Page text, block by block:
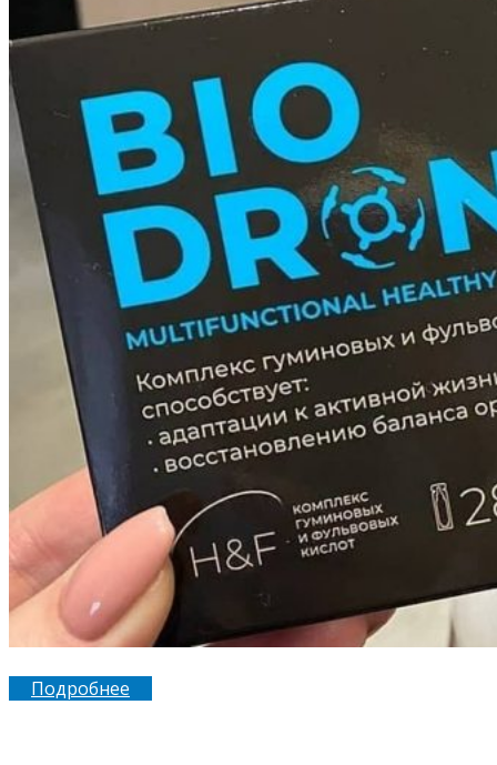
Подробнее